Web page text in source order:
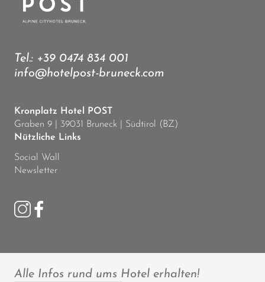
Tel.: +39 0474 834 001
info@hotelpost-bruneck.com
Kronplatz Hotel POST
Graben 9 | 39031 Bruneck | Südtirol (BZ)
Nützliche Links
Social Wall
Newsletter
Alle Infos rund ums Hotel erhalten!